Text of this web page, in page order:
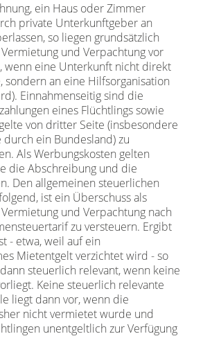
ein Haus oder Zimmer
private Unterkunftgeber an
so liegen grundsätzlich
und Verpachtung vor
wenn eine Unterkunft nicht direkt
sondern an eine Hilfsorganisation
Einnahmenseitig sind die
eines Flüchtlings sowie
von dritter Seite (insbesondere
durch ein Bundesland) zu
Als Werbungskosten gelten
die Abschreibung und die
Den allgemeinen steuerlichen
ist ein Überschuss als
und Verpachtung nach
zu versteuern. Ergibt
- etwa, weil auf ein
Mietentgelt verzichtet wird - so
steuerlich relevant, wenn keine
Keine steuerlich relevante
liegt dann vor, wenn die
nicht vermietet wurde und
unentgeltlich zur Verfügung